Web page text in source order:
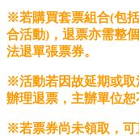
※若購買套票組合(包
合活動)，退票亦需整
法退單張票券。
※活動若因故延期或取
辦理退票，主辦單位恕
※若票券尚未領取，可